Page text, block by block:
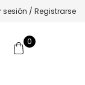
sesión / Registrarse
0